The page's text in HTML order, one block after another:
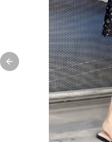
Previous slide